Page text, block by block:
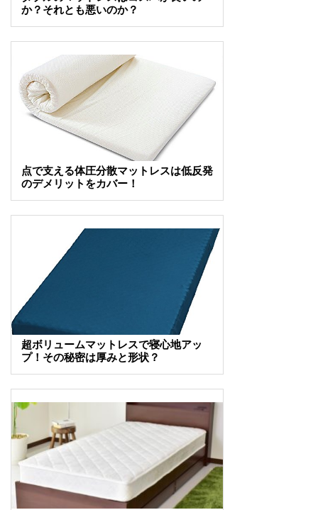
か？それとも悪いのか？
点で支える体圧分散マットレスは低反発
のデメリットをカバー！
超ボリュームマットレスで寝心地アッ
プ！その秘密は厚みと形状？